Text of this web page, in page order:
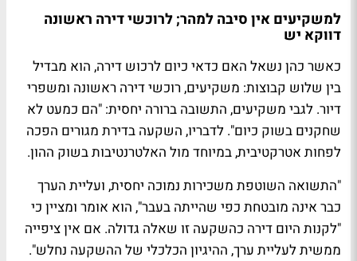
למשקיעים אין סיבה למהר; לרוכשי דירה ראשונה
דווקא יש
כאשר כהן נשאל האם כדאי כיום לרכוש דירה, הוא מבדיל
בין שלוש קבוצות: משקיעים, רוכשי דירה ראשונה ומשפרי
דיור. לגבי משקיעים, התשובה ברורה יחסית: "הם כמעט לא
שחקנים בשוק כיום". לדבריו, השקעה בדירת מגורים הפכה
לפחות אטרקטיבית, במיוחד מול האלטרנטיבות בשוק ההון.
"התשואה השוטפת משכירות נמוכה יחסית, ועליית הערך
כבר אינה מובטחת כפי שהייתה בעבר", הוא אומר ומציין כי
"לקנות היום דירה כהשקעה זו שאלה גדולה. אם אין ציפייה
ממשית לעליית ערך, ההיגיון הכלכלי של ההשקעה נחלש".